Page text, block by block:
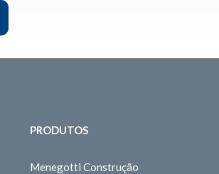
PRODUTOS
Menegotti Construção